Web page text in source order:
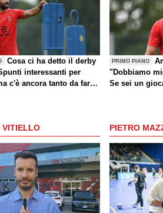
Cosa ci ha detto il derby
interessanti per
c'è ancora tanto da fare
PRIMO PIANO
"Dobbiamo
Se sei un
VITIELLO PIETRO